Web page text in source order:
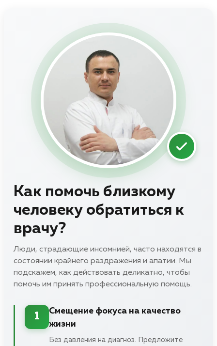
Как помочь близкому
человеку обратиться к
врачу?
Люди, страдающие инсомнией, часто находятся в
состоянии крайнего раздражения и апатии. Мы
подскажем, как действовать деликатно, чтобы
помочь им принять профессиональную помощь.
1
Смещение фокуса на качество
жизни
Без давления на диагноз. Предложите